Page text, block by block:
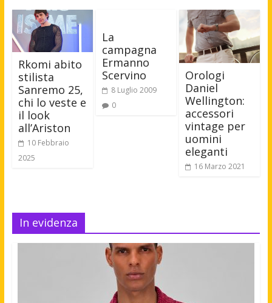
Rkomi abito
stilista
Sanremo 25,
chi lo veste e
il look
all’Ariston
10 Febbraio
2025
La
campagna
Ermanno
Scervino
8 Luglio 2009
0
Orologi
Daniel
Wellington:
accessori
vintage per
uomini
eleganti
16 Marzo 2021
In evidenza